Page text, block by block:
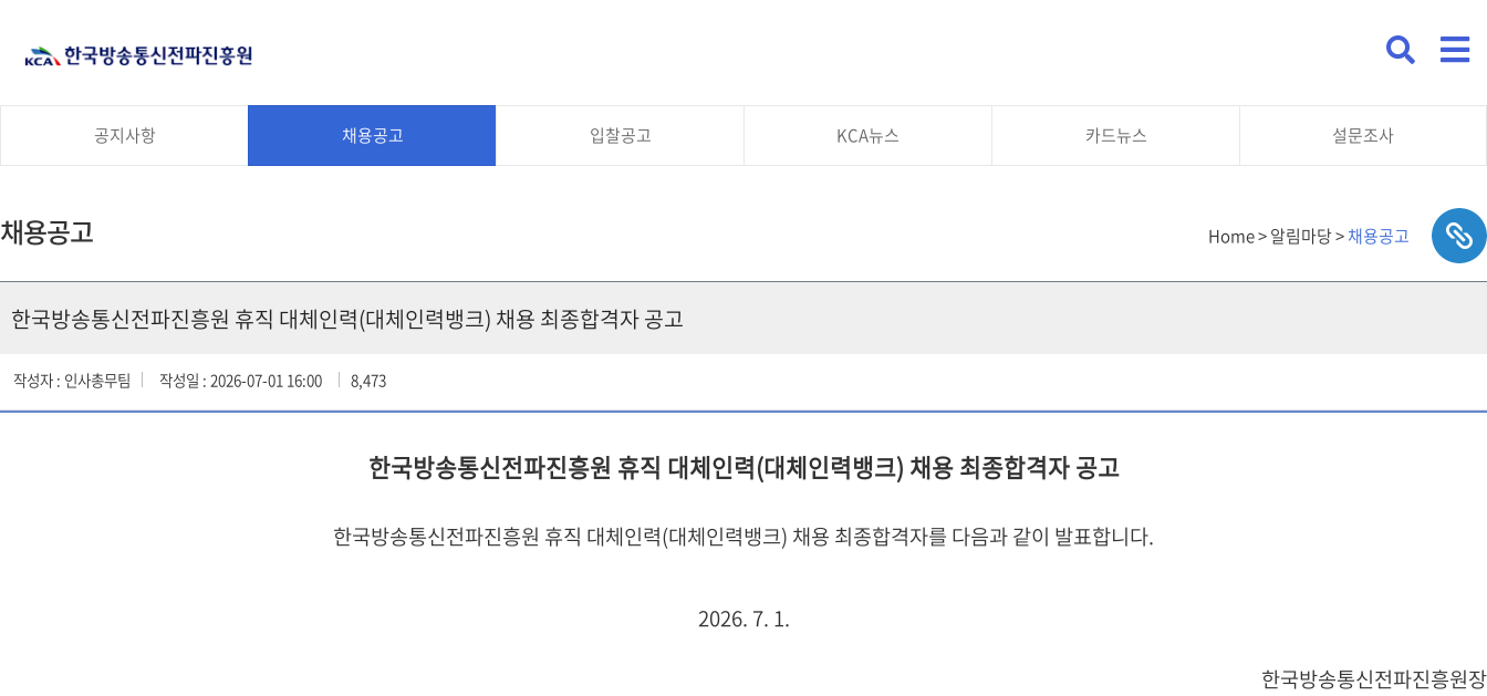
공지사항 채용공고 입찰공고 KCA뉴스 카드뉴스 설문조사
채용공고 Home > 알림마당 >채용공고
한국방송통신전파진흥원 휴직 대체인력(대체인력뱅크) 채용 최종합격자 공고
작성자 : 인사총무팀 작성일 : 2026-07-01 16:00 8,473
한국방송통신전파진흥원 휴직 대체인력(대체인력뱅크) 채용 최종합격자 공고
한국방송통신전파진흥원 휴직 대체인력(대체인력뱅크) 채용 최종합격자를 다음과 같이 발표합니다.
2026. 7. 1.
한국방송통신전파진흥원장